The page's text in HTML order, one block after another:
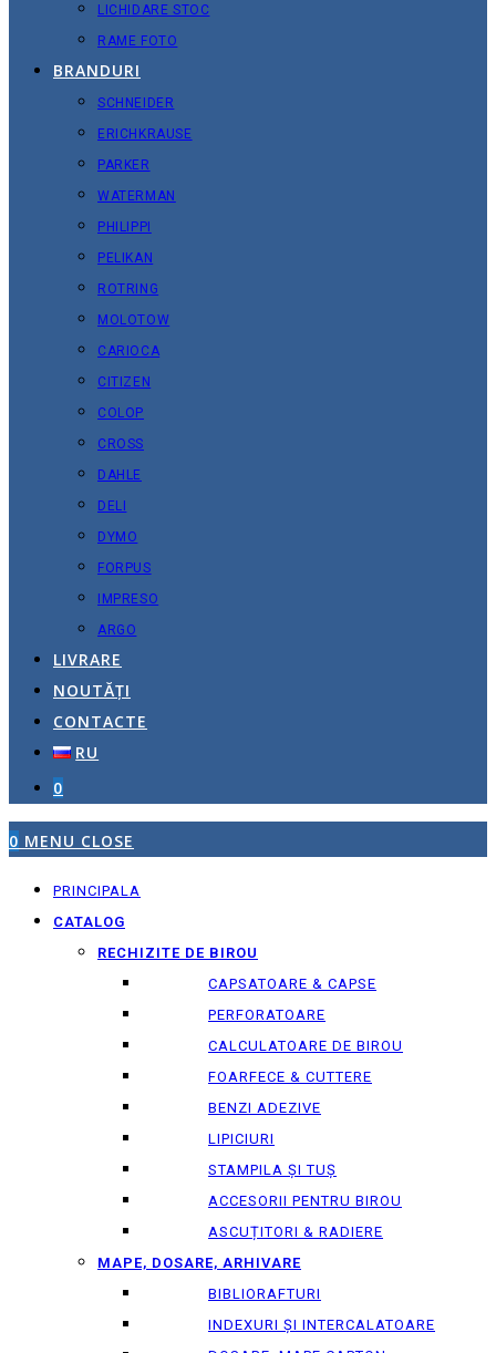
LICHIDARE STOC
RAME FOTO
BRANDURI
SCHNEIDER
ERICHKRAUSE
PARKER
WATERMAN
PHILIPPI
PELIKAN
ROTRING
MOLOTOW
CARIOCA
CITIZEN
COLOP
CROSS
DAHLE
DELI
DYMO
FORPUS
IMPRESO
ARGO
LIVRARE
NOUTĂȚI
CONTACTE
RU
0
0 MENU CLOSE
PRINCIPALA
CATALOG
RECHIZITE DE BIROU
CAPSATOARE & CAPSE
PERFORATOARE
CALCULATOARE DE BIROU
FOARFECE & CUTTERE
BENZI ADEZIVE
LIPICIURI
STAMPILA ȘI TUȘ
ACCESORII PENTRU BIROU
ASCUȚITORI & RADIERE
MAPE, DOSARE, ARHIVARE
BIBLIORAFTURI
INDEXURI ȘI INTERCALATOARE